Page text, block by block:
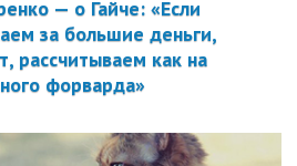
— о Гайче: «Если
за большие деньги,
рассчитываем как на
форварда»